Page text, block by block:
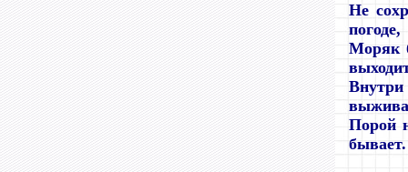
Не
погоде,
Моряк
Внутри
Порой